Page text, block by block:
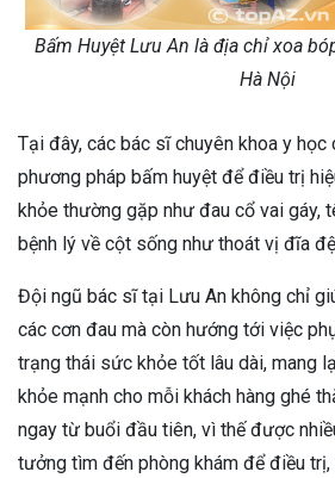
Bấm Huyệt Lưu An là địa chỉ xoa
Hà Nội
Tại đây, các bác sĩ chuyên khoa y học
phương pháp bấm huyệt để điều trị
khỏe thường gặp như đau cổ vai gáy,
bệnh lý về cột sống như thoát vị đĩa
Đội ngũ bác sĩ tại Lưu An không chỉ
các cơn đau mà còn hướng tới việc
trạng thái sức khỏe tốt lâu dài, mang
khỏe mạnh cho mỗi khách hàng ghé
ngay từ buổi đầu tiên, vì thế được
tưởng tìm đến phòng khám để điều trị,